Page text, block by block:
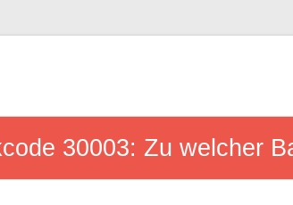
30003: Zu welcher